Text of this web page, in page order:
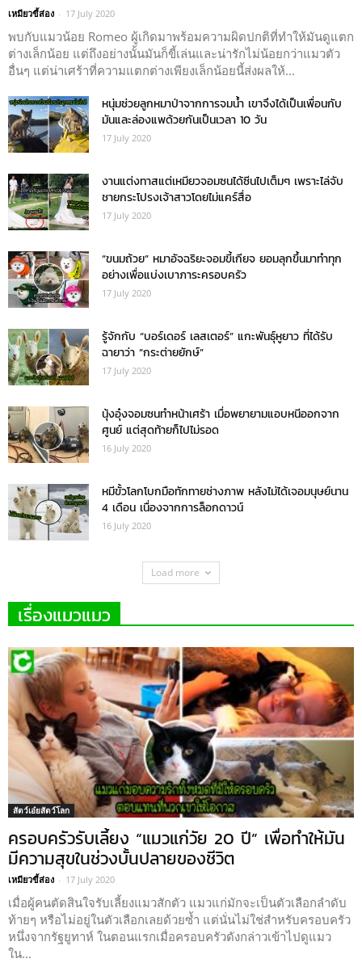
เหมียวขี้ส่อง - 17 July 2020
พบกับแมวน้อย Romeo ผู้เกิดมาพร้อมความผิดปกติที่ทำให้มันดูแตก
ต่างเล็กน้อย แต่ถึงอย่างนั้นมันก็ขี้เล่นและน่ารักไม่น้อยกว่าแมวตัว
อื่นๆ แต่น่าเศร้าที่ความแตกต่างเพียงเล็กน้อยนี้ส่งผลให้...
หนุ่มช่วยลูกหมาป่าจากการจมน้ำ เขาจึงได้เป็นเพื่อนกับ
มันและล่องแพด้วยกันเป็นเวลา 10 วัน
17 July 2020
งานแต่งทาสแต่เหมียวจอมซนได้ซีนไปเต็มๆ เพราะไล่จับ
ชายกระโปรงเจ้าสาวโดยไม่แคร์สื่อ
17 July 2020
“ขนมถ้วย” หมาอัจฉริยะจอมขี้เกียจ ยอมลุกขึ้นมาทำทุก
อย่างเพื่อแบ่งเบาภาระครอบครัว
17 July 2020
รู้จักกับ “บอร์เดอร์ เลสเตอร์” แกะพันธุ์หูยาว ที่ได้รับ
ฉายาว่า “กระต่ายยักษ์”
17 July 2020
นุ้งอุ๋งจอมซนทำหน้าเศร้า เมื่อพยายามแอบหนีออกจาก
ศูนย์ แต่สุดท้ายก็ไปไม่รอด
16 July 2020
หมีขั้วโลกโบกมือทักทายช่างภาพ หลังไม่ได้เจอมนุษย์นาน
4 เดือน เนื่องจากการล็อกดาวน์
16 July 2020
Load more
เรื่องแมวแมว
สัตว์เอ๋ยสัตว์โลก
ครอบครัวรับเลี้ยง “แมวแก่วัย 20 ปี” เพื่อทำให้มัน
มีความสุขในช่วงบั้นปลายของชีวิต
เหมียวขี้ส่อง - 17 July 2020
เมื่อผู้คนตัดสินใจรับเลี้ยงแมวสักตัว แมวแก่มักจะเป็นตัวเลือกลำดับ
ท้ายๆ หรือไม่อยู่ในตัวเลือกเลยด้วยซ้ำ แต่นั่นไม่ใช่สำหรับครอบครัว
หนึ่งจากรัฐยูทาห์ ในตอนแรกเมื่อครอบครัวดังกล่าวเข้าไปดูแมว
ใน...